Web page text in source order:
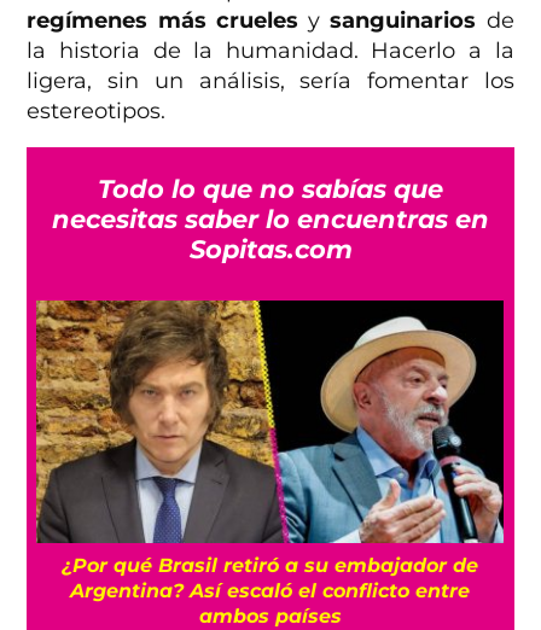
regímenes más cruelesysanguinarios de
la historia de la humanidad. Hacerlo a la
ligera, sin un análisis, sería fomentar los
estereotipos.
Todo lo que no sabías que
necesitas saber lo encuentras en
Sopitas.com
¿Por qué Brasil retiró a su embajador de
Argentina? Así escaló el conflicto entre
ambos países